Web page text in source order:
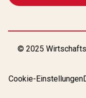
© 2025
Cookie-Einstellungen